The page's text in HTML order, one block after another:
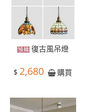
復古風吊燈
$ 2,680 購買